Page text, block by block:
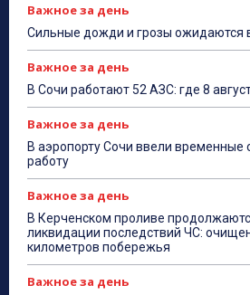
Важное за день
Сильные дожди и грозы ожидаются
Важное за день
В Сочи работают 52 АЗС: где 8
Важное за день
В аэропорту Сочи ввели временные
работу
Важное за день
В Керченском проливе
ликвидации последствий ЧС:
километров побережья
Важное за день